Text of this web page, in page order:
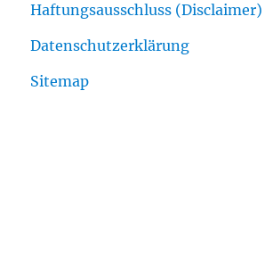
Haftungsausschluss (Disclaimer)
Datenschutzerklärung
Sitemap